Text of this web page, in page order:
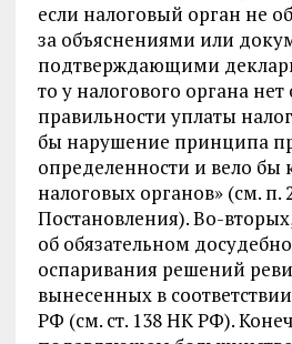
если налоговый орган не
за объяснениями или
подтверждающими
то у налогового органа
правильности уплаты
бы нарушение принципа
определенности и вело бы
налоговых органов» (см. п.
Постановления). Во-
об обязательном
оспаривания решений
вынесенных в
РФ (см. ст. 138 НК РФ).